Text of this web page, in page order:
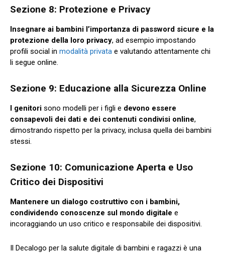
Sezione 8: Protezione e Privacy
Insegnare ai bambini l’importanza di password sicure e la
protezione della loro privacy, ad esempio impostando
profili social in modalità privata e valutando attentamente chi
li segue online.
Sezione 9: Educazione alla Sicurezza Online
I genitori sono modelli per i figli e devono essere
consapevoli dei dati e dei contenuti condivisi online,
dimostrando rispetto per la privacy, inclusa quella dei bambini
stessi.
Sezione 10: Comunicazione Aperta e Uso
Critico dei Dispositivi
Mantenere un dialogo costruttivo con i bambini,
condividendo conoscenze sul mondo digitale e
incoraggiando un uso critico e responsabile dei dispositivi.
Il Decalogo per la salute digitale di bambini e ragazzi è una